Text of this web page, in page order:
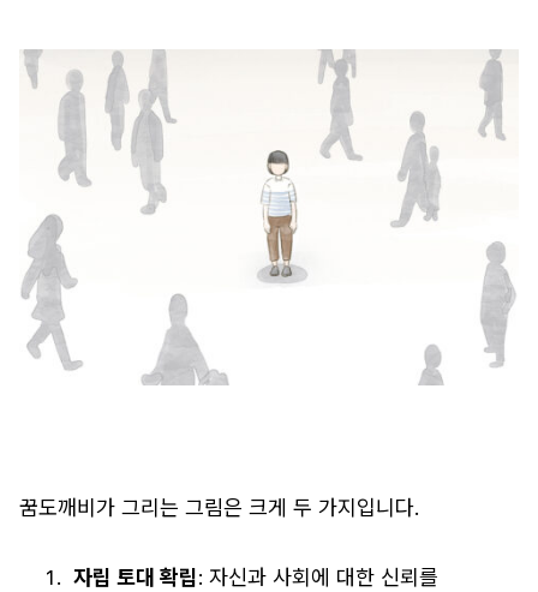
꿈도깨비가 그리는 그림은 크게 두 가지입니다.
자립 토대 확립: 자신과 사회에 대한 신뢰를